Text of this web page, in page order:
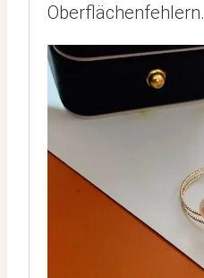
Oberflächenfehlern.